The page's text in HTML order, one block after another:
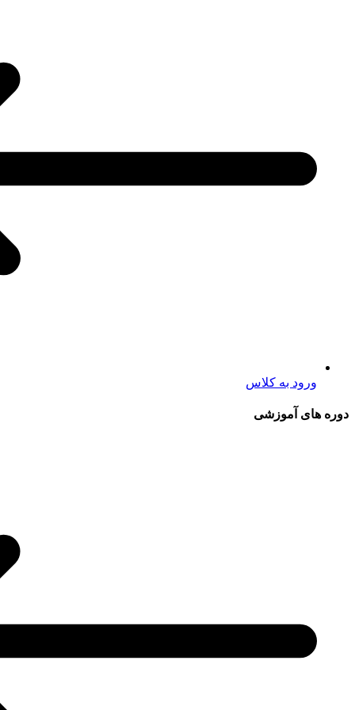
ورود به کلاس
دوره های آموزشی